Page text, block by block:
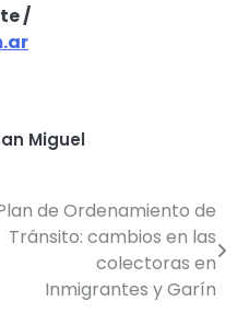
/
Miguel
de Ordenamiento de
Tránsito: cambios en las
colectoras en
Inmigrantes y Garín